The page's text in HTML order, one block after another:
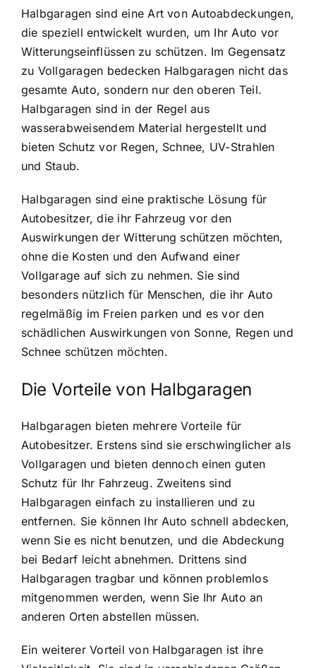
Halbgaragen sind eine Art von Autoabdeckungen,
die speziell entwickelt wurden, um Ihr Auto vor
Witterungseinflüssen zu schützen. Im Gegensatz
zu Vollgaragen bedecken Halbgaragen nicht das
gesamte Auto, sondern nur den oberen Teil.
Halbgaragen sind in der Regel aus
wasserabweisendem Material hergestellt und
bieten Schutz vor Regen, Schnee, UV-Strahlen
und Staub.
Halbgaragen sind eine praktische Lösung für
Autobesitzer, die ihr Fahrzeug vor den
Auswirkungen der Witterung schützen möchten,
ohne die Kosten und den Aufwand einer
Vollgarage auf sich zu nehmen. Sie sind
besonders nützlich für Menschen, die ihr Auto
regelmäßig im Freien parken und es vor den
schädlichen Auswirkungen von Sonne, Regen und
Schnee schützen möchten.
Die Vorteile von Halbgaragen
Halbgaragen bieten mehrere Vorteile für
Autobesitzer. Erstens sind sie erschwinglicher als
Vollgaragen und bieten dennoch einen guten
Schutz für Ihr Fahrzeug. Zweitens sind
Halbgaragen einfach zu installieren und zu
entfernen. Sie können Ihr Auto schnell abdecken,
wenn Sie es nicht benutzen, und die Abdeckung
bei Bedarf leicht abnehmen. Drittens sind
Halbgaragen tragbar und können problemlos
mitgenommen werden, wenn Sie Ihr Auto an
anderen Orten abstellen müssen.
Ein weiterer Vorteil von Halbgaragen ist ihre